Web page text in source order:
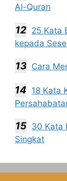
Al-Quran
25 Kata
kepada
Cara
18 Kata
30 Kata
Singkat